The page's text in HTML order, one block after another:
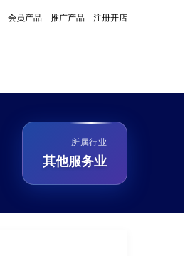
会员产品 推广产品 注册开店
所属行业
其他服务业